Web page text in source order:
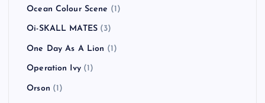
Ocean Colour Scene (1)
Oi-SKALL MATES (3)
One Day As A Lion (1)
Operation Ivy(1)
Orson (1)